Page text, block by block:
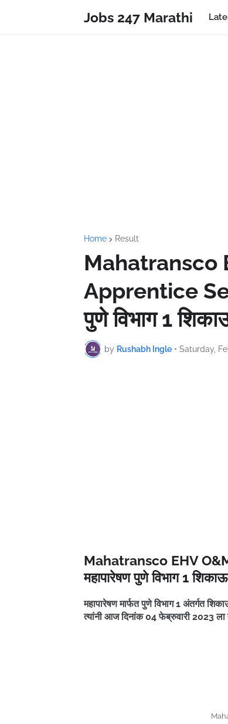
Jobs 247 Marathi
Home Result
Mahatransco
Apprentice
पुणे विभाग 1
by Rushabh Ingle • Saturday,
Mahatransco EHV
महापारेषण पुणे विभाग 1
महापारेषण मार्फत पुणे विभाग 1 अंतर्गत
त्यांनी आज दिनांक 04 फेब्रुवारी 2023 ला